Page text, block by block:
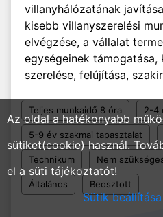
villanyhálózatának
kisebb villanyszerelési
elvégzése, a vállalat
egységeinek
szerelése, felújítása,
Teljes munkaidő 8 óra 2-4
5-9 év szakmai tapasztalat
Technikum Nem
Általános Beosztott
Az oldal a hatékonyabb
sütiket(cookie) használ.
el asüti tájékoztatót!
Sütik beállítása